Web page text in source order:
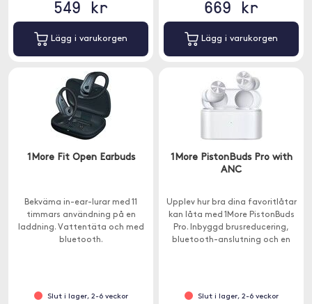
549 kr
Lägg i varukorgen
669 kr
Lägg i varukorgen
1More Fit Open Earbuds
Bekväma in-ear-lurar med 11
timmars användning på en
laddning. Vattentäta och med
bluetooth.
Slut i lager, 2-6 veckor
1More PistonBuds Pro with
ANC
Upplev hur bra dina favoritlåtar
kan låta med 1More PistonBuds
Pro. Inbyggd brusreducering,
bluetooth-anslutning och en
Slut i lager, 2-6 veckor